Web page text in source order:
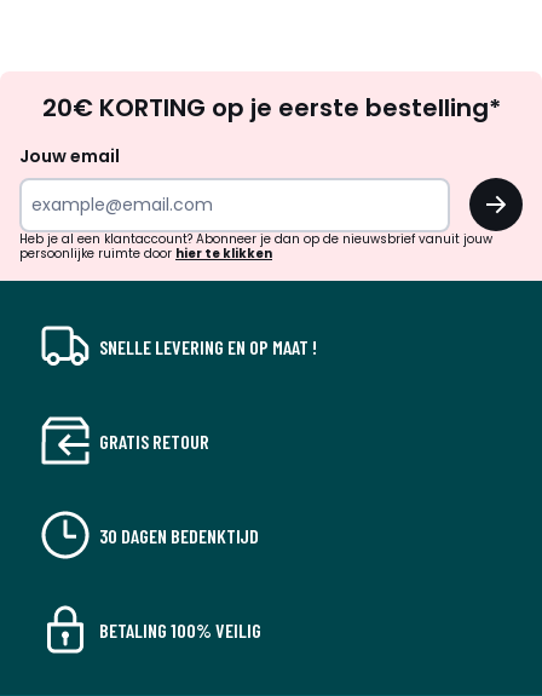
zoek
inspiratie
verrassingen?
20€ KORTING op je eerste bestelling*
Jouw email
OK
Heb je al een klantaccount? Abonneer je dan op de nieuwsbrief vanuit jouw
persoonlijke ruimte door hier te klikken
SNELLE LEVERING EN OP MAAT !
GRATIS RETOUR
30 DAGEN BEDENKTIJD
BETALING 100% VEILIG